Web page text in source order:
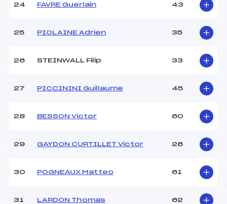
24 FAVRE Guerlain 43
25 PIOLAINE Adrien 35
26 STEINWALL Filip 33
27 PICCININI Guillaume 45
28 BESSON Victor 60
29 GAYDON CURTILLET Victor 26
30 POGNEAUX Matteo 61
31 LARDON Thomas 62